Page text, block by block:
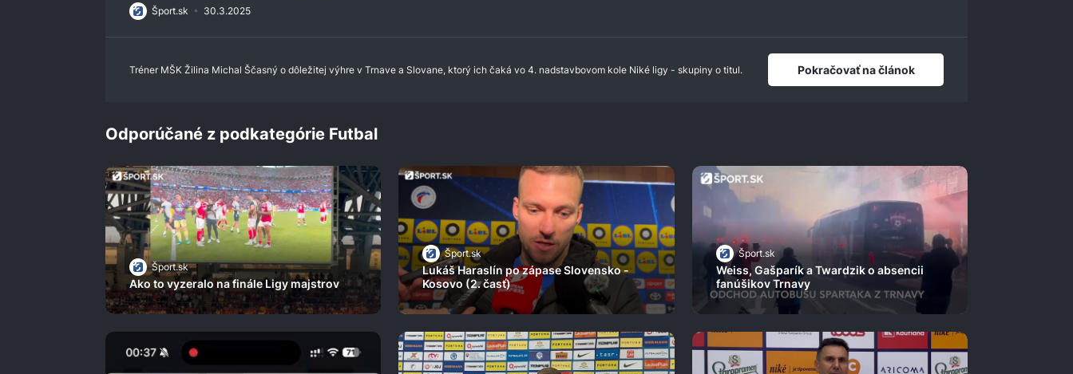
minutes,Šport.sk • 30.3.2025
Tréner MŠK Žilina Michal Ščasný o dôležitej výhre v Trnave a Slovane, ktorý ich čaká vo 4. nadstavbovom kole Niké ligy - skupiny o titul. Pokračovať na článok
Odporúčané z podkategórie Futbal
Šport.sk
Ako to vyzeralo na finále Ligy majstrov
Šport.sk
Lukáš Haraslín po zápase Slovensko -
Kosovo (2. časť)
Šport.sk
Weiss, Gašparík a Twardzik o absencii
fanúšikov Trnavy